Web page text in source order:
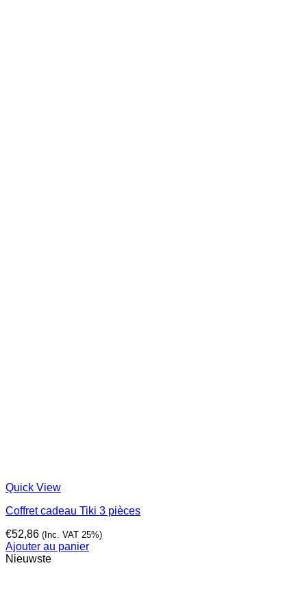
Quick View
Coffret cadeau Tiki 3 pièces
€52,86 (Inc. VAT 25%)
Ajouter au panier
Nieuwste